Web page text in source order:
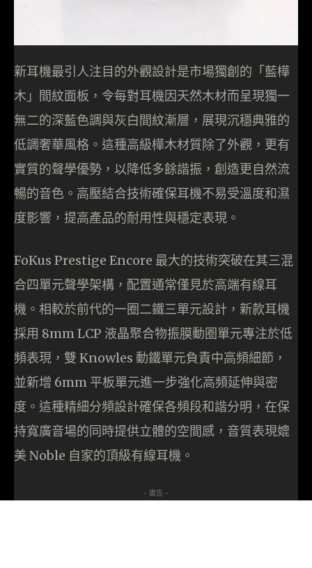
新耳機最引人注目的外觀設計是市場獨創的「藍樺
木」間紋面板，令每對耳機因天然木材而呈現獨一
無二的深藍色調與灰白間紋漸層，展現沉穩典雅的
低調奢華風格。這種高級樺木材質除了外觀，更有
實質的聲學優勢，以降低多餘諧振，創造更自然流
暢的音色。高壓結合技術確保耳機不易受溫度和濕
度影響，提高產品的耐用性與穩定表現。
FoKus Prestige Encore 最大的技術突破在其三混
合四單元聲學架構，配置通常僅見於高端有線耳
機。相較於前代的一圈二鐵三單元設計，新款耳機
採用 8mm LCP 液晶聚合物振膜動圈單元專注於低
頻表現，雙 Knowles 動鐵單元負責中高頻細節，
並新增 6mm 平板單元進一步強化高頻延伸與密
度。這種精細分頻設計確保各頻段和諧分明，在保
持寬廣音場的同時提供立體的空間感，音質表現媲
美 Noble 自家的頂級有線耳機。
- 廣告 -